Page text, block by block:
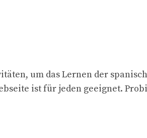
um das Lernen der
ist für jeden geeignet.